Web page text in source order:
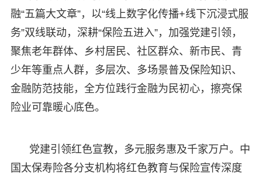
融“五篇大文章”，以“线上数字化传播+线下沉浸式服
务”双线联动，深耕“保险五进入”，加强党建引领，
聚焦老年群体、乡村居民、社区群众、新市民、青
少年等重点人群，多层次、多场景普及保险知识、
金融防范技能，全方位践行金融为民初心，擦亮保
险业可靠暖心底色。
党建引领红色宣教，多元服务惠及千家万户。中
国太保寿险各分支机构将红色教育与保险宣传深度